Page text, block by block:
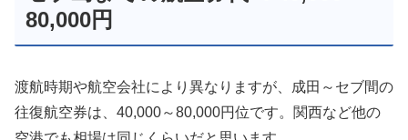
80,000円
渡航時期や航空会社により異なりますが、成田～セブ間の
往復航空券は、40,000～80,000円位です。関西など他の